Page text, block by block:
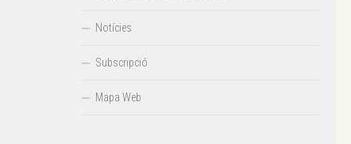
Notícies
Subscripció
Mapa Web